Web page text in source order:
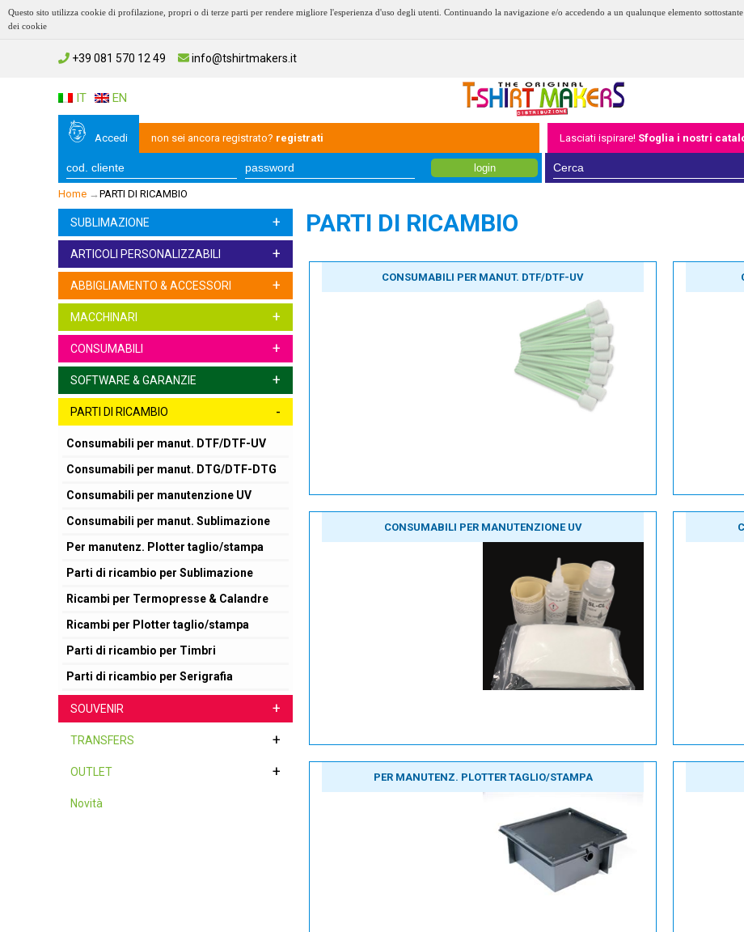
Questo sito utilizza cookie di profilazione, propri o di terze parti per rendere migliore l'esperienza d'uso degli utenti. Continuando la navigazione e/o accedendo a un qualunque elemento sottostante
dei cookie
+39 081 570 12 49 info@tshirtmakers.it
IT EN
Accedi non sei ancora registrato? registrati Lasciati ispirare! Sfoglia i nostri
login
Home → PARTI DI RICAMBIO
SUBLIMAZIONE +
ARTICOLI PERSONALIZZABILI +
ABBIGLIAMENTO & ACCESSORI +
MACCHINARI +
CONSUMABILI +
SOFTWARE & GARANZIE +
PARTI DI RICAMBIO -
Consumabili per manut. DTF/DTF-UV
Consumabili per manut. DTG/DTF-DTG
Consumabili per manutenzione UV
Consumabili per manut. Sublimazione
Per manutenz. Plotter taglio/stampa
Parti di ricambio per Sublimazione
Ricambi per Termopresse & Calandre
Ricambi per Plotter taglio/stampa
Parti di ricambio per Timbri
Parti di ricambio per Serigrafia
SOUVENIR +
TRANSFERS +
OUTLET +
Novità
PARTI DI RICAMBIO
CONSUMABILI PER MANUT. DTF/DTF-UV
CONSUMABILI PER MANUTENZIONE UV
PER MANUTENZ. PLOTTER TAGLIO/STAMPA